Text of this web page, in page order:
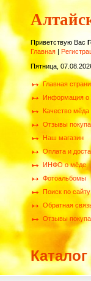
Приветствую Вас
Главная |
Пятница,
Главная
Информация о
Качество мёда
Отзывы
Наш магазин
Оплата и
ИНФО о мёде
Фотоальбомы
Поиск по сайту
Обратная
Отзывы
Каталог